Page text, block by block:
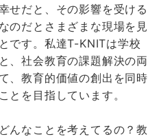
せだと、その影響を受ける
のだとさまざまな現場を見
です。私達T-KNITは学校
、社会教育の課題解決の両
、教育的価値の創出を同時
とを目指しています。
んなことを考えてるの？教